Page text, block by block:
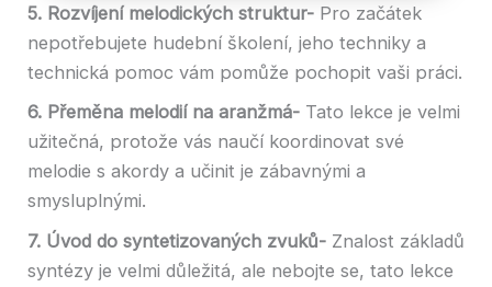
5. Rozvíjení melodických struktur- Pro začátek
nepotřebujete hudební školení, jeho techniky a
technická pomoc vám pomůže pochopit vaši práci.
6. Přeměna melodií na aranžmá- Tato lekce je velmi
užitečná, protože vás naučí koordinovat své
melodie s akordy a učinit je zábavnými a
smysluplnými.
7. Úvod do syntetizovaných zvuků- Znalost základů
syntézy je velmi důležitá, ale nebojte se, tato lekce